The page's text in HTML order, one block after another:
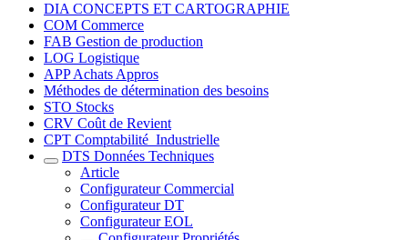
DIA CONCEPTS ET CARTOGRAPHIE
COM Commerce
FAB Gestion de production
LOG Logistique
APP Achats Appros
Méthodes de détermination des besoins
STO Stocks
CRV Coût de Revient
CPT Comptabilité_Industrielle
DTS Données Techniques
Article
Configurateur Commercial
Configurateur DT
Configurateur EOL